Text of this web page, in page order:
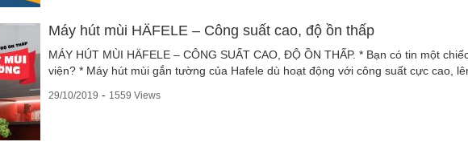
Máy hút mùi HÄFELE – Công suất cao, độ ồn thấp
MÁY HÚT MÙI HÄFELE – CÔNG SUẤT CAO, ĐỘ ỒN THẤP. * Bạn có tin một
viện? * Máy hút mùi gắn tường của Hafele dù hoạt động với công suất cực cao,
29/10/2019 - 1559 Views